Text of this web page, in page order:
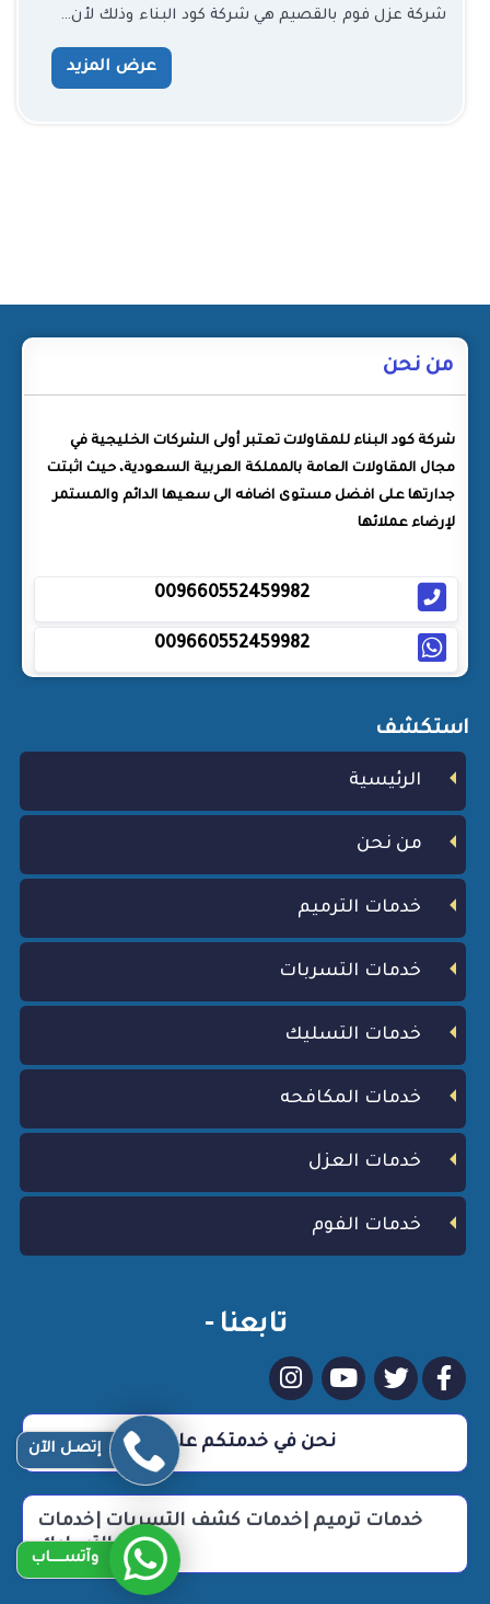
شركة عزل فوم بالقصيم هي شركة كود البناء وذلك لأن…
عرض المزيد
من نحن
شركة كود البناء للمقاولات تعتبر أولى الشركات الخليجية في
مجال المقاولات العامة بالمملكة العربية السعودية، حيث اثبتت
جدارتها على افضل مستوى اضافه الى سعيها الدائم والمستمر
لإرضاء عملائها
009660552459982
009660552459982
استكشف
الرئيسية
من نحن
خدمات الترميم
خدمات التسربات
خدمات التسليك
خدمات المكافحه
خدمات العزل
خدمات الفوم
تابعنا -
نحن في خدمتكم علي مدار 24 ساعة
خدمات ترميم |خدمات كشف التسربات |خدمات
التسليك
إتصـل الآن
وآتســــاب